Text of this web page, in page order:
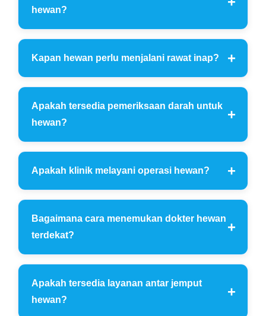
hewan?
Kapan hewan perlu menjalani rawat inap?
Apakah tersedia pemeriksaan darah untuk
hewan?
Apakah klinik melayani operasi hewan?
Bagaimana cara menemukan dokter hewan
terdekat?
Apakah tersedia layanan antar jemput
hewan?